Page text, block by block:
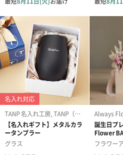
ぬいぐるみ
愛らしいぬいぐるみを同梱し
誕生日・記念日・出産祝い